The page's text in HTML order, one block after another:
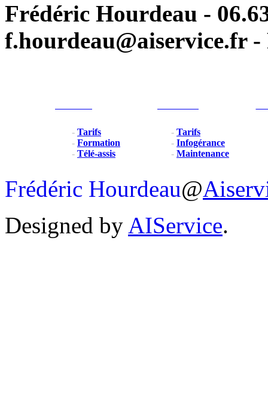
Frédéric Hourdeau -
f.hourdeau@aiservice.fr -
- Tarifs
- Formation
- Télé-assis
- Tarifs
- Infogérance
- Maintenance
Frédéric Hourdeau@
Designed by AIService.